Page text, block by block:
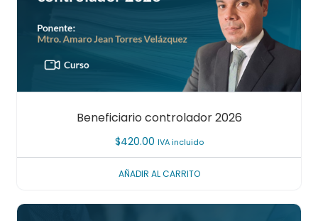
Beneficiario controlador 2026
$420.00 IVA incluido
AÑADIR AL CARRITO